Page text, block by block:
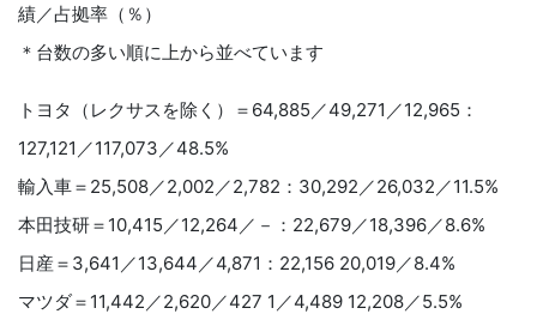
績／占拠率（％）
＊台数の多い順に上から並べています
トヨタ（レクサスを除く）＝64,885／49,271／12,965：
127,121／117,073／48.5%
輸入車＝25,508／2,002／2,782：30,292／26,032／11.5%
本田技研＝10,415／12,264／－：22,679／18,396／8.6%
日産＝3,641／13,644／4,871：22,156 20,019／8.4%
マツダ＝11,442／2,620／427 1／4,489 12,208／5.5%